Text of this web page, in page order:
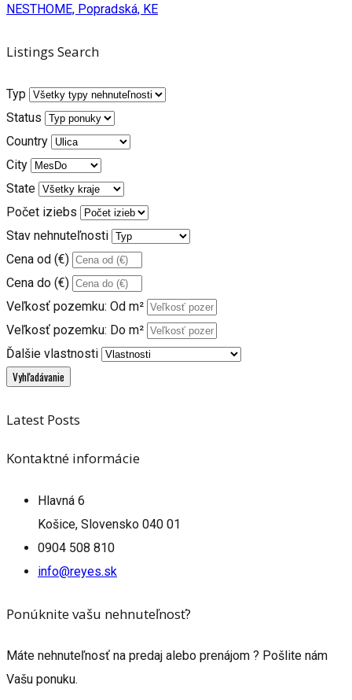
NESTHOME, Popradská, KE
Listings Search
Typ
Status
Country
City
State
Počet iziebs
Stav nehnuteľnosti
Cena od (€)
Cena do (€)
Veľkosť pozemku: Od m²
Veľkosť pozemku: Do m²
Ďalšie vlastnosti
Latest Posts
Kontaktné informácie
Hlavná 6
Košice, Slovensko 040 01
0904 508 810
info@reyes.sk
Ponúknite vašu nehnuteľnosť?
Máte nehnuteľnosť na predaj alebo prenájom ? Pošlite nám
Vašu ponuku.